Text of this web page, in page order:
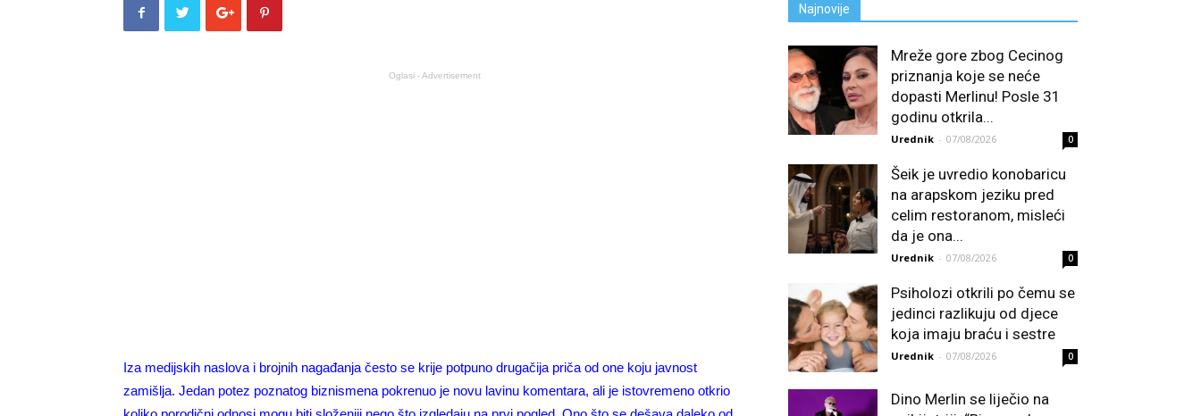
Oglasi - Advertisement
Iza medijskih naslova i brojnih nagađanja često se krije potpuno drugačija priča od one koju javnost
zamišlja. Jedan potez poznatog biznismena pokrenuo je novu lavinu komentara, ali je istovremeno otkrio
Najnovije
Mreže gore zbog Cecinog
priznanja koje se neće
dopasti Merlinu! Posle 31
godinu otkrila...
Urednik - 07/08/2026 0
Šeik je uvredio konobaricu
na arapskom jeziku pred
celim restoranom, misleći
da je ona...
Urednik - 07/08/2026 0
Psiholozi otkrili po čemu se
jedinci razlikuju od djece
koja imaju braću i sestre
Urednik - 07/08/2026 0
Dino Merlin se liječio na